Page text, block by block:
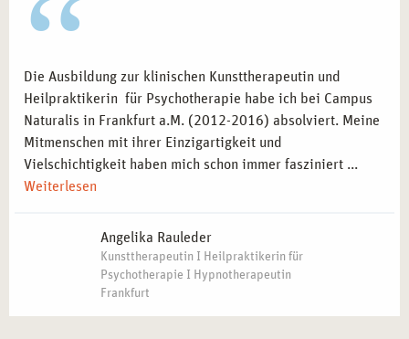
Die Ausbildung zur klinischen Kunsttherapeutin und
Heilpraktikerin für Psychotherapie habe ich bei Campus
Naturalis in Frankfurt a.M. (2012-2016) absolviert. Meine
Mitmenschen mit ihrer Einzigartigkeit und
Vielschichtigkeit haben mich schon immer fasziniert ...
Weiterlesen
Angelika Rauleder
Kunsttherapeutin I Heilpraktikerin für
Psychotherapie I Hypnotherapeutin
Frankfurt